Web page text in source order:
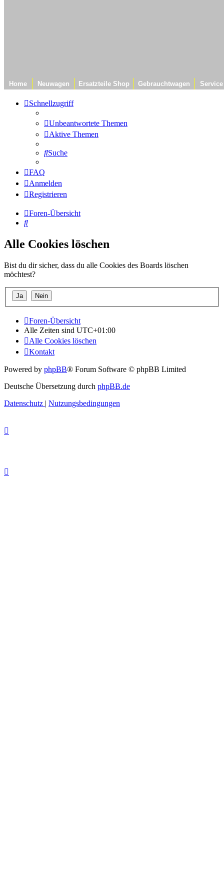
Home Neuwagen Ersatzteile Shop Gebrauchtwagen Service
Schnellzugriff
Unbeantwortete Themen
Aktive Themen
Suche
FAQ
Anmelden
Registrieren
Foren-Übersicht
Suche
Alle Cookies löschen
Bist du dir sicher, dass du alle Cookies des Boards löschen
möchtest?
Foren-Übersicht
Alle Zeiten sind UTC+01:00
Alle Cookies löschen
Kontakt
Powered by phpBB® Forum Software © phpBB Limited
Deutsche Übersetzung durch phpBB.de
Datenschutz | Nutzungsbedingungen